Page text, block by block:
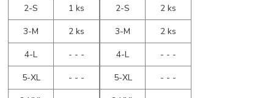
2-S
1 ks
3-M
2 ks
4-L
- - -
5-XL
- - -
2-S
2 ks
3-M
2 ks
4-L
- - -
5-XL
- - -